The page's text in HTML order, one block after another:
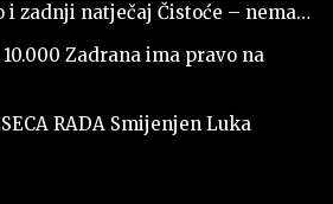
i zadnji natječaj Čistoće – nema…
10.000 Zadrana ima pravo na
RADA Smijenjen Luka